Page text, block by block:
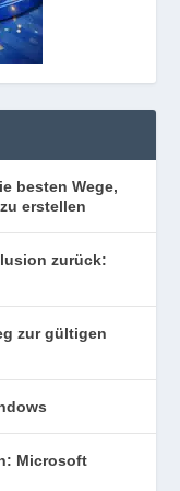
besten Wege,
erstellen
zurück:
zur gültigen
Microsoft